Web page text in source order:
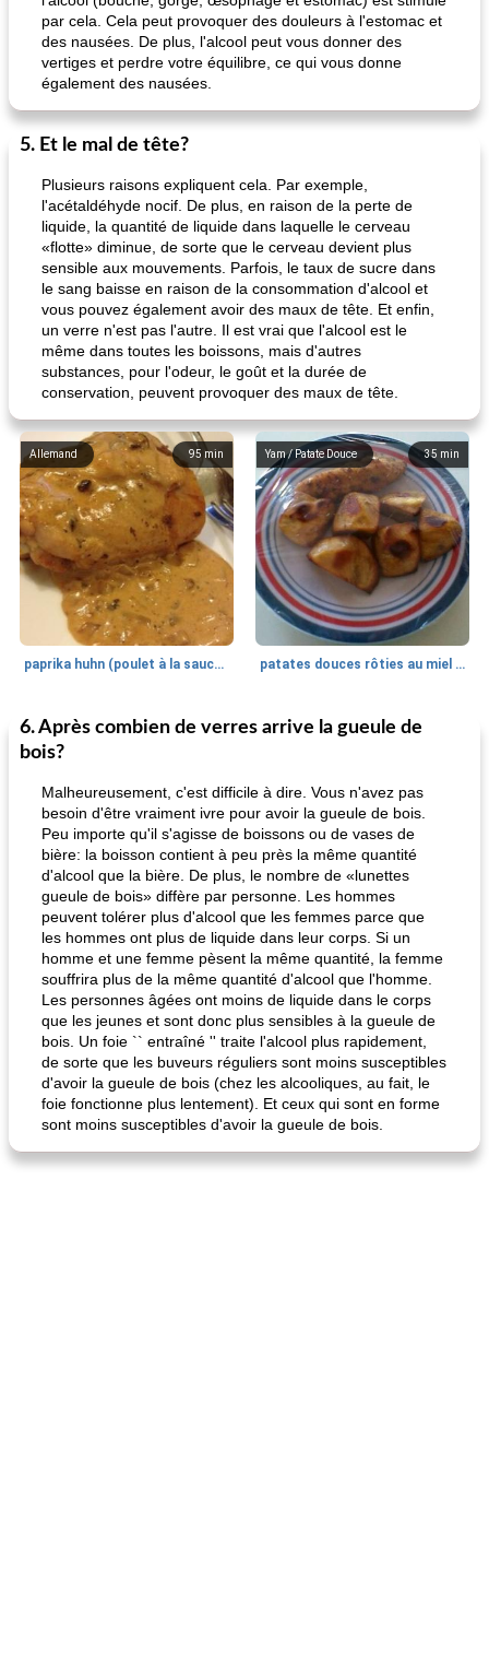
par cela. Cela peut provoquer des douleurs à l'estomac et
des nausées. De plus, l'alcool peut vous donner des
vertiges et perdre votre équilibre, ce qui vous donne
également des nausées.
5. Et le mal de tête?
Plusieurs raisons expliquent cela. Par exemple,
l'acétaldéhyde nocif. De plus, en raison de la perte de
liquide, la quantité de liquide dans laquelle le cerveau
«flotte» diminue, de sorte que le cerveau devient plus
sensible aux mouvements. Parfois, le taux de sucre dans
le sang baisse en raison de la consommation d'alcool et
vous pouvez également avoir des maux de tête. Et enfin,
un verre n'est pas l'autre. Il est vrai que l'alcool est le
même dans toutes les boissons, mais d'autres
substances, pour l'odeur, le goût et la durée de
conservation, peuvent provoquer des maux de tête.
95 min
Allemand
paprika huhn (poulet à la sauce paprika).
35 min
Yam / Patate Douce
patates douces rôties au miel / kumara
25min
Petit déjeuner et brunch
quinoa petit déjeuner méditerranéen
Viande et volaille
6. Après combien de verres arrive la gueule de
bois?
Malheureusement, c'est difficile à dire. Vous n'avez pas
besoin d'être vraiment ivre pour avoir la gueule de bois.
Peu importe qu'il s'agisse de boissons ou de vases de
bière: la boisson contient à peu près la même quantité
d'alcool que la bière. De plus, le nombre de «lunettes
gueule de bois» diffère par personne. Les hommes
peuvent tolérer plus d'alcool que les femmes parce que
les hommes ont plus de liquide dans leur corps. Si un
homme et une femme pèsent la même quantité, la femme
souffrira plus de la même quantité d'alcool que l'homme.
Les personnes âgées ont moins de liquide dans le corps
que les jeunes et sont donc plus sensibles à la gueule de
bois. Un foie `` entraîné '' traite l'alcool plus rapidement,
de sorte que les buveurs réguliers sont moins susceptibles
d'avoir la gueule de bois (chez les alcooliques, au fait, le
foie fonctionne plus lentement). Et ceux qui sont en forme
sont moins susceptibles d'avoir la gueule de bois.